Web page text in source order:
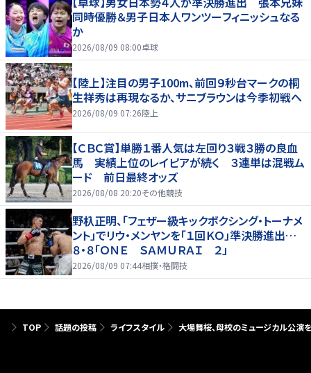
同時優勝＆男子日本人ワンツーフィニッシュなる
か
2026/08/09 08:00卓球
【陸上】注目の男子100m、前回９秒台マークの桐
生祥秀は再現なるか、サニブラウンは今季初戦へ
2026/08/09 07:26陸上
【ＣＢＣ賞】単勝１番人気は左回り３戦３勝の良血
馬 実績上位のレイピアが続く ３連単は混戦ム
ード 前日最終オッズ
2026/08/08 20:20その他競技
野杁正明、「フェザー級キックボクシング・トーナメ
ント」でリウ・メンヤンを「１回ＫＯ」準決勝進出…
８・８「ＯＮＥ ＳＡＭＵＲＡＩ ２」
2026/08/09 07:44相撲・格闘技
TOP 話題の投稿 ライフスタイル 大場舞桜、母校のミュージカル公演